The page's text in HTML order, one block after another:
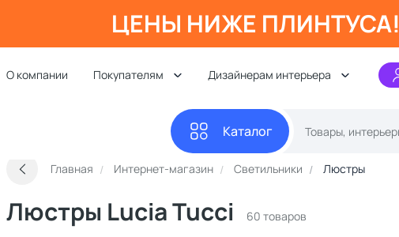
ЦЕНЫ НИЖЕ ПЛИНТУСА!
О компании Покупателям Дизайнерам интерьера
Каталог
Главная Интернет-магазин Светильники Люстры
Люстры Lucia Tucci 60 товаров